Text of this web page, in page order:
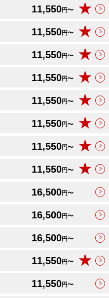
11,550円〜 ★
11,550円〜 ★
11,550円〜 ★
11,550円〜 ★
11,550円〜 ★
11,550円〜 ★
11,550円〜 ★
11,550円〜 ★
16,500円〜
16,500円〜
16,500円〜
11,550円〜 ★
11,550円〜